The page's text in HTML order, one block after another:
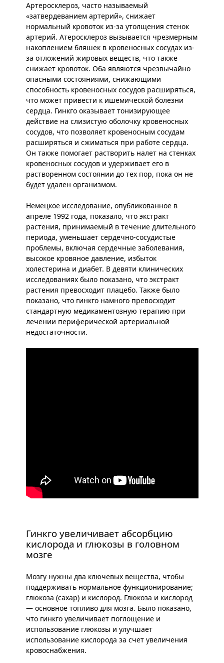
Артеросклероз, часто называемый
«затвердеванием артерий», снижает
нормальный кровоток из-за утолщения стенок
артерий. Атеросклероз вызывается чрезмерным
накоплением бляшек в кровеносных сосудах из-
за отложений жировых веществ, что также
снижает кровоток. Оба являются чрезвычайно
опасными состояниями, снижающими
способность кровеносных сосудов расширяться,
что может привести к ишемической болезни
сердца. Гинкго оказывает тонизирующее
действие на слизистую оболочку кровеносных
сосудов, что позволяет кровеносным сосудам
расширяться и сжиматься при работе сердца.
Он также помогает растворить налет на стенках
кровеносных сосудов и удерживает его в
растворенном состоянии до тех пор, пока он не
будет удален организмом.
Немецкое исследование, опубликованное в
апреле 1992 года, показало, что экстракт
растения, принимаемый в течение длительного
периода, уменьшает сердечно-сосудистые
проблемы, включая сердечные заболевания,
высокое кровяное давление, избыток
холестерина и диабет. В девяти клинических
исследованиях было показано, что экстракт
растения превосходит плацебо. Также было
показано, что гинкго намного превосходит
стандартную медикаментозную терапию при
лечении периферической артериальной
недостаточности.
Гинкго увеличивает абсорбцию
кислорода и глюкозы в головном
мозге
Мозгу нужны два ключевых вещества, чтобы
поддерживать нормальное функционирование;
глюкоза (сахар) и кислород. Глюкоза и кислород
— основное топливо для мозга. Было показано,
что гинкго увеличивает поглощение и
использование глюкозы и улучшает
использование кислорода за счет увеличения
кровоснабжения.